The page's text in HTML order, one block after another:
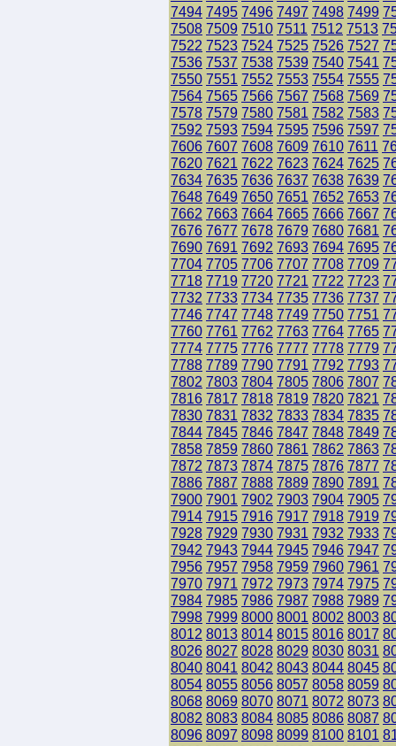
7494 7495 7496 7497 7498 7499
7508 7509 7510 7511 7512 7513
7522 7523 7524 7525 7526 7527
7536 7537 7538 7539 7540 7541
7550 7551 7552 7553 7554 7555
7564 7565 7566 7567 7568 7569
7578 7579 7580 7581 7582 7583
7592 7593 7594 7595 7596 7597
7606 7607 7608 7609 7610 7611
7620 7621 7622 7623 7624 7625
7634 7635 7636 7637 7638 7639
7648 7649 7650 7651 7652 7653
7662 7663 7664 7665 7666 7667
7676 7677 7678 7679 7680 7681
7690 7691 7692 7693 7694 7695
7704 7705 7706 7707 7708 7709
7718 7719 7720 7721 7722 7723
7732 7733 7734 7735 7736 7737
7746 7747 7748 7749 7750 7751
7760 7761 7762 7763 7764 7765
7774 7775 7776 7777 7778 7779
7788 7789 7790 7791 7792 7793
7802 7803 7804 7805 7806 7807
7816 7817 7818 7819 7820 7821
7830 7831 7832 7833 7834 7835
7844 7845 7846 7847 7848 7849
7858 7859 7860 7861 7862 7863
7872 7873 7874 7875 7876 7877
7886 7887 7888 7889 7890 7891
7900 7901 7902 7903 7904 7905
7914 7915 7916 7917 7918 7919
7928 7929 7930 7931 7932 7933
7942 7943 7944 7945 7946 7947
7956 7957 7958 7959 7960 7961
7970 7971 7972 7973 7974 7975
7984 7985 7986 7987 7988 7989
7998 7999 8000 8001 8002 8003
8012 8013 8014 8015 8016 8017
8026 8027 8028 8029 8030 8031
8040 8041 8042 8043 8044 8045
8054 8055 8056 8057 8058 8059
8068 8069 8070 8071 8072 8073
8082 8083 8084 8085 8086 8087
8096 8097 8098 8099 8100 8101